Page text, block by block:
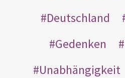
Deutschland
Gedenken
Unabhängigkeit